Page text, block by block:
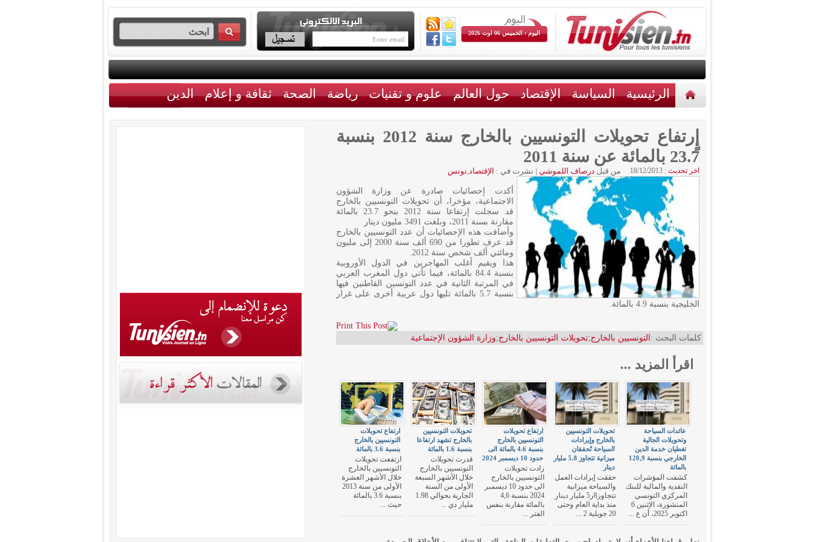
اليوم : الخميس 06 اوت 2026
الرئيسية السياسة الإقتصاد حول العالم علوم و تقنيات رياضة الصحة ثقافة و إعلام الدين
إٍرتفاع تحويلات التونسيين بالخارج سنة 2012 بنسبة
23.7 بالمائة عن سنة 2011
اخر تحديث : 18/12/2013 من قبل درصاف اللموشي | نشرت في : الإقتصاد,تونس
أكدت إحصائيات صادرة عن وزارة الشؤون
الاجتماعية، مؤخرا، أن تحويلات التونسيين بالخارج
قد سجلت إرتفاعا سنة 2012 بنحو 23.7 بالمائة
مقارنة بسنة 2011، وبلغت 3491 مليون دينار
وأضافت هذه الإحصائيات أن عدد التونسيين بالخارج
قد عرف تطورا من 690 ألف سنة 2000 إلى مليون
ومائتي ألف شخص سنة 2012.
هذا ويقيم أغلب المهاجرين في الدول الأوروبية
بنسبة 84.4 بالمائة، فيما تأتي دول المغرب العربي
في المرتبة الثانية في عدد التونسين القاطنين فيها
بنسبة 5.7 بالمائة تليها دول عربية أخرى على غرار
الخليجية بنسبة 4.9 بالمائة.
كلمات البحث : التونسيين بالخارج;تحويلات التونسيين بالخارج;وزارة الشؤون الإجتماعية
اقرأ المزيد ...
ارتفاع تحويلات
التونسيين بالخارج
بنسبة 3.6 بالمائة
ارتفعت تحويلات
التونسيين بالخارج
خلال الأشهر العشرة
الأولى من سنة 2013
بنسبة 3.6 بالمائة
حيث ...
تحويلات التونسيين
بالخارج تشهد ارتفاعا
بنسبة 1.6 بالمائة
قدرت تحويلات
التونسيين بالخارج
خلال الأشهر السبعة
الأولى من السنة
الجارية بحوالي 1.98
مليار دي ...
ارتفاع تحويلات
التونسيين بالخارج
بنسبة 4.6 بالمائة الى
حدود 10 ديسمبر 2024
زادت تحويلات
التونسيين بالخارج
الى حدود 10 ديسمبر
2024 بنسبة 4,6
بالمائة مقارنة بنفس
الفتر ...
تحويلات التونسيين
بالخارج وإيرادات
السياحة تُحققان
ميزانية تتجاوز 5.8 مليار
دينار
حققت إيرادات العمل
والسياحة ميزانية
تتجاوز8ر5 مليار دينار
منذ بداية العام وحتى
20 جويلية 2 ...
عائدات السياحة
وتحويلات الجالية
تغطيان خدمة الدين
الخارجي بنسبة 120,9
بالمائة
كشفت المؤشرات
النقدية والمالية للبنك
المركزي التونسي
المنشورة، الإثنين 6
اكتوبر 2025، أن ع ...